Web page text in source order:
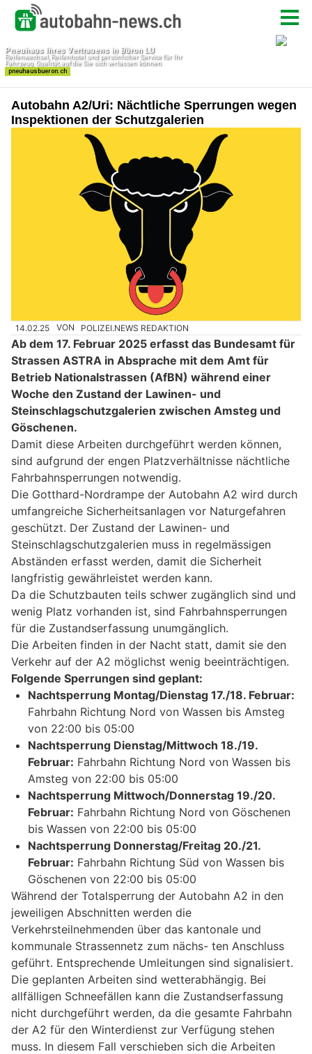
Autobahn A2/Uri: Nächtliche Sperrungen wegen
Inspektionen der Schutzgalerien
14.02.25 VON POLIZEI.NEWS REDAKTION
Ab dem 17. Februar 2025 erfasst das Bundesamt für
Strassen ASTRA in Absprache mit dem Amt für
Betrieb Nationalstrassen (AfBN) während einer
Woche den Zustand der Lawinen- und
Steinschlagschutzgalerien zwischen Amsteg und
Göschenen.
Damit diese Arbeiten durchgeführt werden können,
sind aufgrund der engen Platzverhältnisse nächtliche
Fahrbahnsperrungen notwendig.
Die Gotthard-Nordrampe der Autobahn A2 wird durch
umfangreiche Sicherheitsanlagen vor Naturgefahren
geschützt. Der Zustand der Lawinen- und
Steinschlagschutzgalerien muss in regelmässigen
Abständen erfasst werden, damit die Sicherheit
langfristig gewährleistet werden kann.
Da die Schutzbauten teils schwer zugänglich sind und
wenig Platz vorhanden ist, sind Fahrbahnsperrungen
für die Zustandserfassung unumgänglich.
Die Arbeiten finden in der Nacht statt, damit sie den
Verkehr auf der A2 möglichst wenig beeinträchtigen.
Folgende Sperrungen sind geplant:
Nachtsperrung Montag/Dienstag 17./18. Februar:
Fahrbahn Richtung Nord von Wassen bis Amsteg
von 22:00 bis 05:00
Nachtsperrung Dienstag/Mittwoch 18./19.
Februar: Fahrbahn Richtung Nord von Wassen bis
Amsteg von 22:00 bis 05:00
Nachtsperrung Mittwoch/Donnerstag 19./20.
Februar: Fahrbahn Richtung Nord von Göschenen
bis Wassen von 22:00 bis 05:00
Nachtsperrung Donnerstag/Freitag 20./21.
Februar: Fahrbahn Richtung Süd von Wassen bis
Göschenen von 22:00 bis 05:00
Während der Totalsperrung der Autobahn A2 in den
jeweiligen Abschnitten werden die
Verkehrsteilnehmenden über das kantonale und
kommunale Strassennetz zum nächs- ten Anschluss
geführt. Entsprechende Umleitungen sind signalisiert.
Die geplanten Arbeiten sind wetterabhängig. Bei
allfälligen Schneefällen kann die Zustandserfassung
nicht durchgeführt werden, da die gesamte Fahrbahn
der A2 für den Winterdienst zur Verfügung stehen
muss. In diesem Fall verschieben sich die Arbeiten